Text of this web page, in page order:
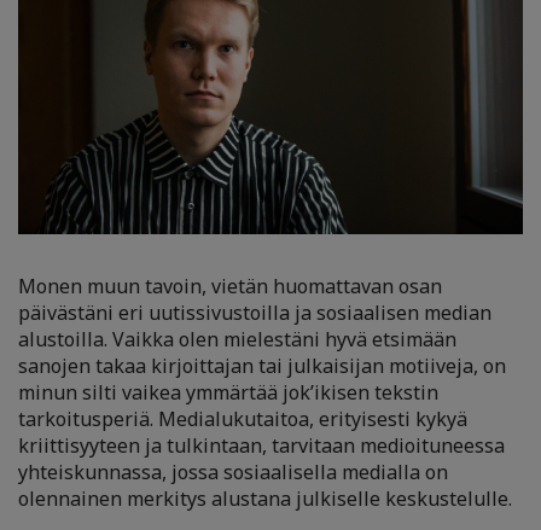
Monen muun tavoin, vietän huomattavan osan
päivästäni eri uutissivustoilla ja sosiaalisen median
alustoilla. Vaikka olen mielestäni hyvä etsimään
sanojen takaa kirjoittajan tai julkaisijan motiiveja, on
minun silti vaikea ymmärtää jok’ikisen tekstin
tarkoitusperiä. Medialukutaitoa, erityisesti kykyä
kriittisyyteen ja tulkintaan, tarvitaan medioituneessa
yhteiskunnassa, jossa sosiaalisella medialla on
olennainen merkitys alustana julkiselle keskustelulle.